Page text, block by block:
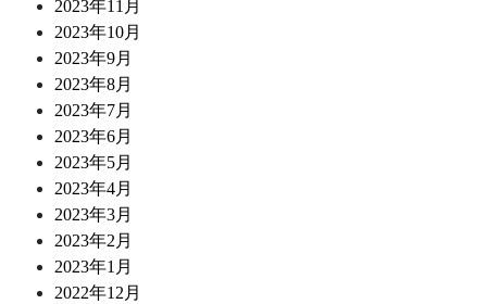
2023年11月
2023年10月
2023年9月
2023年8月
2023年7月
2023年6月
2023年5月
2023年4月
2023年3月
2023年2月
2023年1月
2022年12月